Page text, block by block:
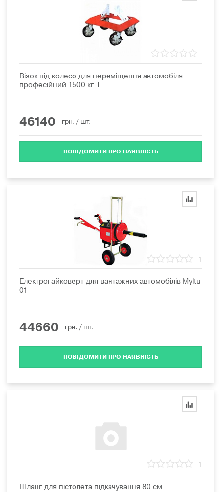
Візок під колесо для переміщення автомобіля
професійний 1500 кг T
46140 грн. / шт.
ПОВІДОМИТИ ПРО НАЯВНІСТЬ
1
Електрогайковерт для вантажних автомобілів Myltu
01
44660 грн. / шт.
ПОВІДОМИТИ ПРО НАЯВНІСТЬ
1
Шланг для пістолета підкачування 80 см